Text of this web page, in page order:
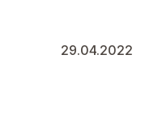
29.04.2022